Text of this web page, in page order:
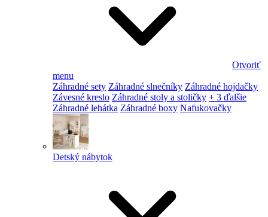
Otvoriť
menu
Záhradné sety Záhradné slnečníky Záhradné hojdačky
Závesné kreslo Záhradné stoly a stoličky + 3 ďalšie
Záhradné lehátka Záhradné boxy Nafukovačky
Detský nábytok